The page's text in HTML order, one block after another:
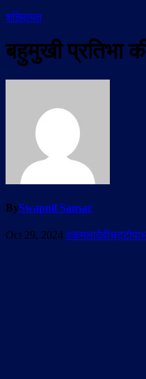
शख़्सियत
बहुमुखी प्रतिभा
BySwapnil Sansar
Oct 29, 2024